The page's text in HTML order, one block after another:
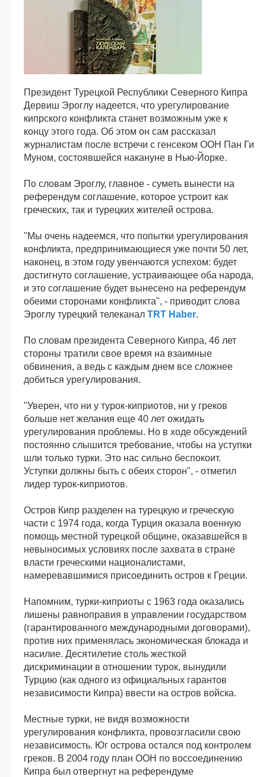
Президент Турецкой Республики Северного Кипра
Дервиш Эроглу надеется, что урегулирование
кипрского конфликта станет возможным уже к
концу этого года. Об этом он сам рассказал
журналистам после встречи с генсеком ООН Пан Ги
Муном, состоявшейся накануне в Нью-Йорке.
По словам Эроглу, главное - суметь вынести на
референдум соглашение, которое устроит как
греческих, так и турецких жителей острова.
"Мы очень надеемся, что попытки урегулирования
конфликта, предпринимающиеся уже почти 50 лет,
наконец, в этом году увенчаются успехом: будет
достигнуто соглашение, устраивающее оба народа,
и это соглашение будет вынесено на референдум
обеими сторонами конфликта", - приводит слова
Эроглу турецкий телеканал TRT Haber.
По словам президента Северного Кипра, 46 лет
стороны тратили свое время на взаимные
обвинения, а ведь с каждым днем все сложнее
добиться урегулирования.
"Уверен, что ни у турок-киприотов, ни у греков
больше нет желания еще 40 лет ожидать
урегулирования проблемы. Но в ходе обсуждений
постоянно слышится требование, чтобы на уступки
шли только турки. Это нас сильно беспокоит.
Уступки должны быть с обеих сторон", - отметил
лидер турок-киприотов.
Остров Кипр разделен на турецкую и греческую
части с 1974 года, когда Турция оказала военную
помощь местной турецкой общине, оказавшейся в
невыносимых условиях после захвата в стране
власти греческими националистами,
намеревавшимися присоединить остров к Греции.
Напомним, турки-киприоты с 1963 года оказались
лишены равноправия в управлении государством
(гарантированного международными договорами),
против них применялась экономическая блокада и
насилие. Десятилетие столь жесткой
дискриминации в отношении турок, вынудили
Турцию (как одного из официальных гарантов
независимости Кипра) ввести на остров войска.
Местные турки, не видя возможности
урегулирования конфликта, провозгласили свою
независимость. Юг острова остался под контролем
греков. В 2004 году план ООН по воссоединению
Кипра был отвергнут на референдуме